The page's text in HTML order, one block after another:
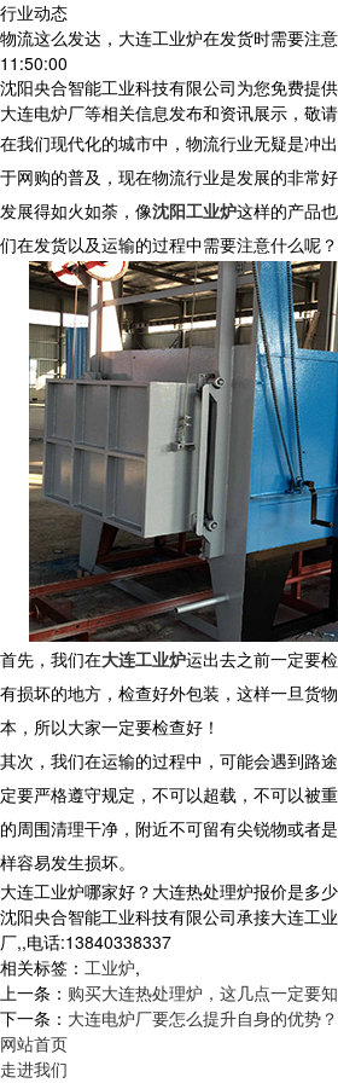
行业动态
物流这么发达，大连工业炉在发货时需要注
11:50:00
沈阳央合智能工业科技有限公司为您免费提供
大连电炉厂等相关信息发布和资讯展示，敬请
在我们现代化的城市中，物流行业无疑是冲
于网购的普及，现在物流行业是发展的非常
发展得如火如荼，像沈阳工业炉这样的产品
们在发货以及运输的过程中需要注意什么呢
首先，我们在大连工业炉运出去之前一定要
有损坏的地方，检查好外包装，这样一旦货
本，所以大家一定要检查好！
其次，我们在运输的过程中，可能会遇到路
定要严格遵守规定，不可以超载，不可以被
的周围清理干净，附近不可留有尖锐物或者
样容易发生损坏。
大连工业炉哪家好？大连热处理炉报价是多
沈阳央合智能工业科技有限公司承接大连工
厂,,电话:13840338337
相关标签： 工业炉,
上一条： 购买大连热处理炉，这几点一定要知
下一条： 大连电炉厂要怎么提升自身的优势？
网站首页
走进我们